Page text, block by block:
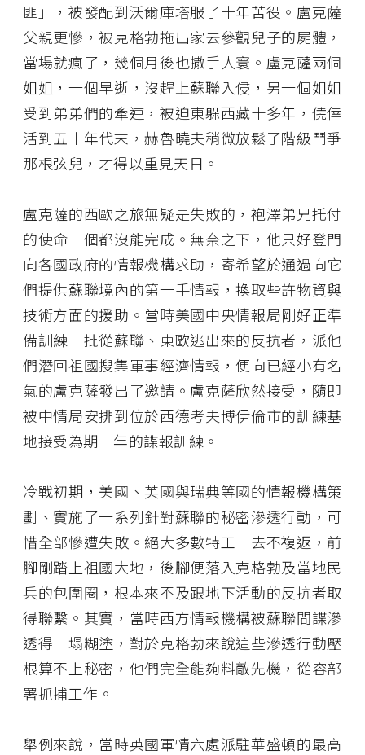
匪」，被發配到沃爾庫塔服了十年苦役。盧克薩
父親更慘，被克格勃拖出家去參觀兒子的屍體，
當場就瘋了，幾個月後也撒手人寰。盧克薩兩個
姐姐，一個早逝，沒趕上蘇聯入侵，另一個姐姐
受到弟弟們的牽連，被迫東躲西藏十多年，僥倖
活到五十年代末，赫魯曉夫稍微放鬆了階級鬥爭
那根弦兒，才得以重見天日。
盧克薩的西歐之旅無疑是失敗的，袍澤弟兄托付
的使命一個都沒能完成。無奈之下，他只好登門
向各國政府的情報機構求助，寄希望於通過向它
們提供蘇聯境內的第一手情報，換取些許物資與
技術方面的援助。當時美國中央情報局剛好正準
備訓練一批從蘇聯、東歐逃出來的反抗者，派他
們潛回祖國搜集軍事經濟情報，便向已經小有名
氣的盧克薩發出了邀請。盧克薩欣然接受，隨即
被中情局安排到位於西德考夫博伊倫市的訓練基
地接受為期一年的諜報訓練。
冷戰初期，美國、英國與瑞典等國的情報機構策
劃、實施了一系列針對蘇聯的秘密滲透行動，可
惜全部慘遭失敗。絕大多數特工一去不複返，前
腳剛踏上祖國大地，後腳便落入克格勃及當地民
兵的包圍圈，根本來不及跟地下活動的反抗者取
得聯繫。其實，當時西方情報機構被蘇聯間諜滲
透得一塌糊塗，對於克格勃來說這些滲透行動壓
根算不上秘密，他們完全能夠料敵先機，從容部
署抓捕工作。
舉例來說，當時英國軍情六處派駐華盛頓的最高